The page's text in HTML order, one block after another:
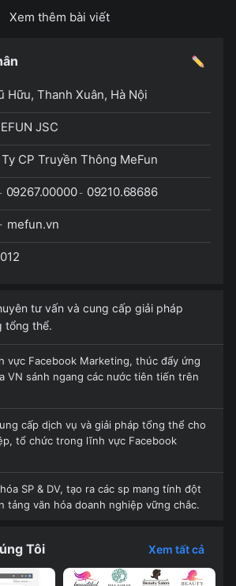
Hữu, Thanh Xuân, Hà Nội
JSC
CP Truyền Thông MeFun
09267.00000- 09210.68686
mefun.vn
tư vấn và cung cấp giải pháp
tổng thể.
vực Facebook Marketing, thúc đẩy ứng
VN sánh ngang các nước tiên tiến trên
cấp dịch vụ và giải pháp tổng thể cho
tổ chức trong lĩnh vực Facebook
SP & DV, tạo ra các sp mang tính đột
tảng văn hóa doanh nghiệp vững chắc.
Tôi Xem tất cả
Xem thêm bài viết